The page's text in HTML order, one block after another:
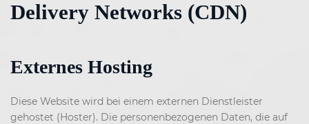
Delivery Networks (CDN)
Externes Hosting
Diese Website wird bei einem externen Dienstleister
gehostet (Hoster). Die personenbezogenen Daten, die auf